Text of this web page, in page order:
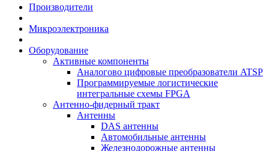
Производители
Микроэлектроника
Оборудование
Активные компоненты
Аналогово цифровые преобразователи ATSP
Программируемые логистические
интегральные схемы FPGA
Антенно-фидерный тракт
Антенны
DAS антенны
Автомобильные антенны
Железнодорожные антенны